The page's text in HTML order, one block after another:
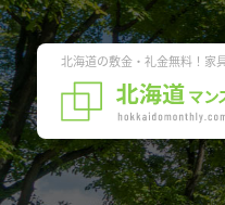
北海道の敷金・礼金無料！家